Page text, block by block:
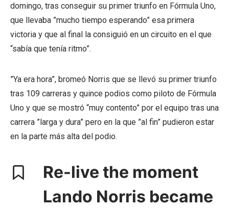
domingo, tras conseguir su primer triunfo en Fórmula Uno,
que llevaba ”mucho tiempo esperando” esa primera
victoria y que al final la consiguió en un circuito en el que
“sabía que tenía ritmo”.
”Ya era hora”, bromeó Norris que se llevó su primer triunfo
tras 109 carreras y quince podios como piloto de Fórmula
Uno y que se mostró “muy contento” por el equipo tras una
carrera ”larga y dura” pero en la que ”al fin” pudieron estar
en la parte más alta del podio.
Re-live the moment
Lando Norris became